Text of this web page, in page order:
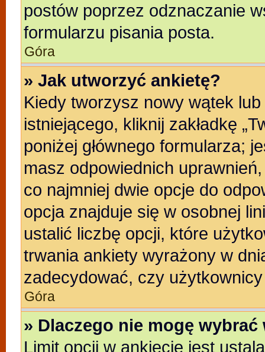
postów poprzez odznaczanie
formularzu pisania posta.
Góra
» Jak utworzyć ankietę?
Kiedy tworzysz nowy wątek
istniejącego, kliknij zakładkę
poniżej głównego formularza;
masz odpowiednich
co najmniej dwie opcje do
opcja znajduje się w osobnej
ustalić liczbę opcji, które
trwania ankiety wyrażony w
zadecydować, czy
Góra
» Dlaczego nie mogę
Limit opcji w ankiecie jest